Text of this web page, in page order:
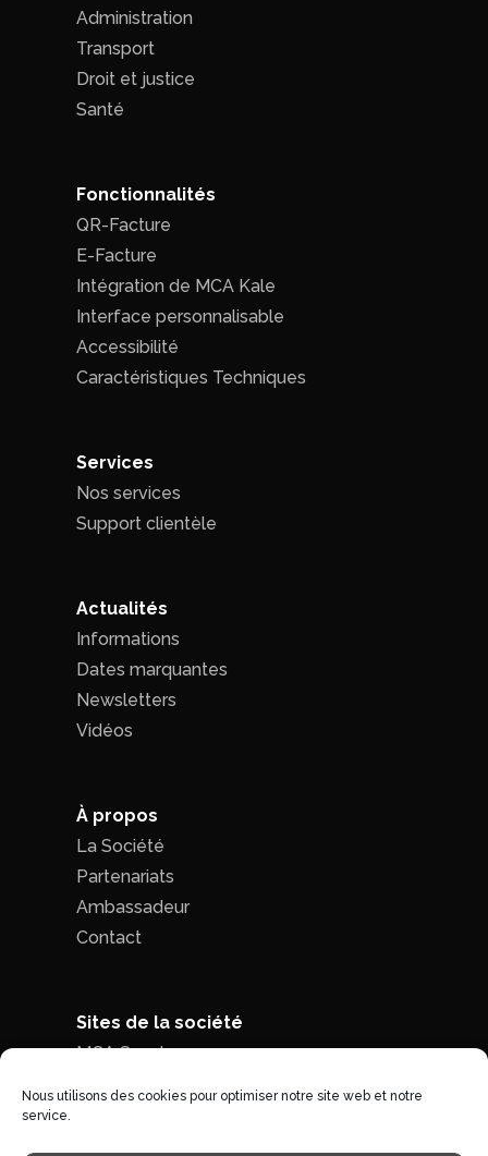
Nous utilisons des cookies pour optimiser notre site web et notre
service.
Administration
Transport
Droit et justice
Santé
Fonctionnalités
QR-Facture
E-Facture
Intégration de MCA Kale
Interface personnalisable
Accessibilité
Caractéristiques Techniques
Services
Nos services
Support clientèle
Actualités
Informations
Dates marquantes
Newsletters
Vidéos
À propos
La Société
Partenariats
Ambassadeur
Contact
Sites de la société
MCA Seed